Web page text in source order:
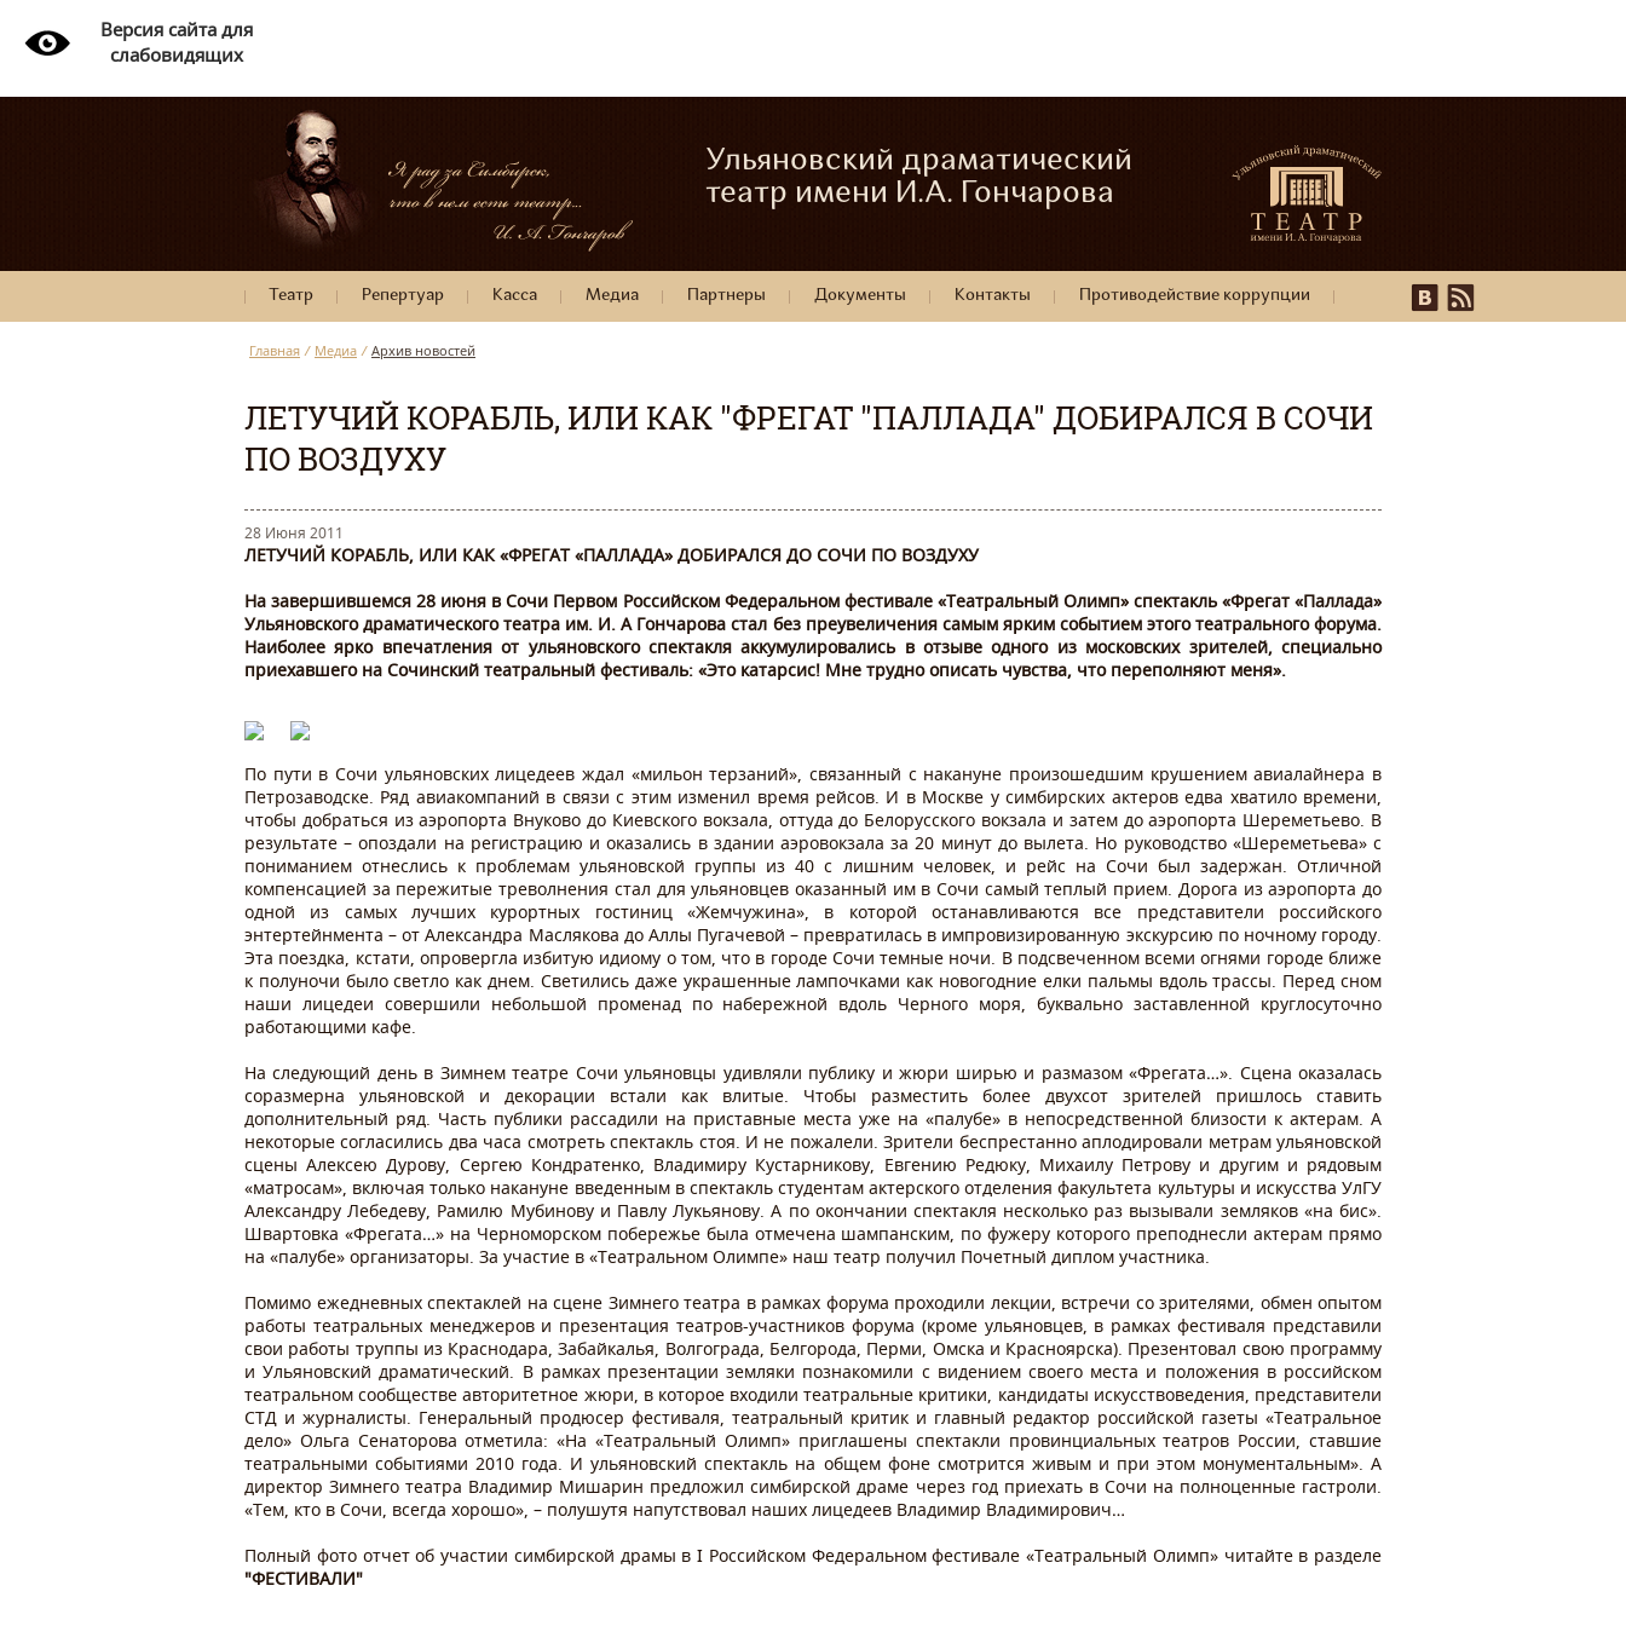
Версия сайта для
слабовидящих
Ульяновский драматический
театр имени И.А. Гончарова
Театр Репертуар Касса Медиа Партнеры Документы Контакты Противодействие коррупции
Главная / Медиа / Архив новостей
ЛЕТУЧИЙ КОРАБЛЬ, ИЛИ КАК "ФРЕГАТ "ПАЛЛАДА" ДОБИРАЛСЯ В СОЧИ
ПО ВОЗДУХУ
28 Июня 2011
ЛЕТУЧИЙ КОРАБЛЬ, ИЛИ КАК «ФРЕГАТ «ПАЛЛАДА» ДОБИРАЛСЯ ДО СОЧИ ПО ВОЗДУХУ
На завершившемся 28 июня в Сочи Первом Российском Федеральном фестивале «Театральный Олимп» спектакль «Фрегат «Паллада»
Ульяновского драматического театра им. И. А Гончарова стал без преувеличения самым ярким событием этого театрального форума.
Наиболее ярко впечатления от ульяновского спектакля аккумулировались в отзыве одного из московских зрителей, специально
приехавшего на Сочинский театральный фестиваль: «Это катарсис! Мне трудно описать чувства, что переполняют меня».
По пути в Сочи ульяновских лицедеев ждал «мильон терзаний», связанный с накануне произошедшим крушением авиалайнера в
Петрозаводске. Ряд авиакомпаний в связи с этим изменил время рейсов. И в Москве у симбирских актеров едва хватило времени,
чтобы добраться из аэропорта Внуково до Киевского вокзала, оттуда до Белорусского вокзала и затем до аэропорта Шереметьево. В
результате – опоздали на регистрацию и оказались в здании аэровокзала за 20 минут до вылета. Но руководство «Шереметьева» с
пониманием отнеслись к проблемам ульяновской группы из 40 с лишним человек, и рейс на Сочи был задержан. Отличной
компенсацией за пережитые треволнения стал для ульяновцев оказанный им в Сочи самый теплый прием. Дорога из аэропорта до
одной из самых лучших курортных гостиниц «Жемчужина», в которой останавливаются все представители российского
энтертейнмента – от Александра Маслякова до Аллы Пугачевой – превратилась в импровизированную экскурсию по ночному городу.
Эта поездка, кстати, опровергла избитую идиому о том, что в городе Сочи темные ночи. В подсвеченном всеми огнями городе ближе
к полуночи было светло как днем. Светились даже украшенные лампочками как новогодние елки пальмы вдоль трассы. Перед сном
наши лицедеи совершили небольшой променад по набережной вдоль Черного моря, буквально заставленной круглосуточно
работающими кафе.
На следующий день в Зимнем театре Сочи ульяновцы удивляли публику и жюри ширью и размазом «Фрегата…». Сцена оказалась
соразмерна ульяновской и декорации встали как влитые. Чтобы разместить более двухсот зрителей пришлось ставить
дополнительный ряд. Часть публики рассадили на приставные места уже на «палубе» в непосредственной близости к актерам. А
некоторые согласились два часа смотреть спектакль стоя. И не пожалели. Зрители беспрестанно аплодировали метрам ульяновской
сцены Алексею Дурову, Сергею Кондратенко, Владимиру Кустарникову, Евгению Редюку, Михаилу Петрову и другим и рядовым
«матросам», включая только накануне введенным в спектакль студентам актерского отделения факультета культуры и искусства УлГУ
Александру Лебедеву, Рамилю Мубинову и Павлу Лукьянову. А по окончании спектакля несколько раз вызывали земляков «на бис».
Швартовка «Фрегата…» на Черноморском побережье была отмечена шампанским, по фужеру которого преподнесли актерам прямо
на «палубе» организаторы. За участие в «Театральном Олимпе» наш театр получил Почетный диплом участника.
Помимо ежедневных спектаклей на сцене Зимнего театра в рамках форума проходили лекции, встречи со зрителями, обмен опытом
работы театральных менеджеров и презентация театров-участников форума (кроме ульяновцев, в рамках фестиваля представили
свои работы труппы из Краснодара, Забайкалья, Волгограда, Белгорода, Перми, Омска и Красноярска). Презентовал свою программу
и Ульяновский драматический. В рамках презентации земляки познакомили с видением своего места и положения в российском
театральном сообществе авторитетное жюри, в которое входили театральные критики, кандидаты искусствоведения, представители
СТД и журналисты. Генеральный продюсер фестиваля, театральный критик и главный редактор российской газеты «Театральное
дело» Ольга Сенаторова отметила: «На «Театральный Олимп» приглашены спектакли провинциальных театров России, ставшие
театральными событиями 2010 года. И ульяновский спектакль на общем фоне смотрится живым и при этом монументальным». А
директор Зимнего театра Владимир Мишарин предложил симбирской драме через год приехать в Сочи на полноценные гастроли.
«Тем, кто в Сочи, всегда хорошо», – полушутя напутствовал наших лицедеев Владимир Владимирович…
Полный фото отчет об участии симбирской драмы в I Российском Федеральном фестивале «Театральный Олимп» читайте в разделе
"ФЕСТИВАЛИ"